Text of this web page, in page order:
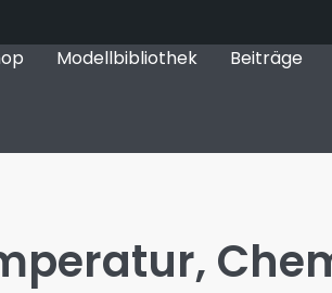
Modellbibliothek Beiträge